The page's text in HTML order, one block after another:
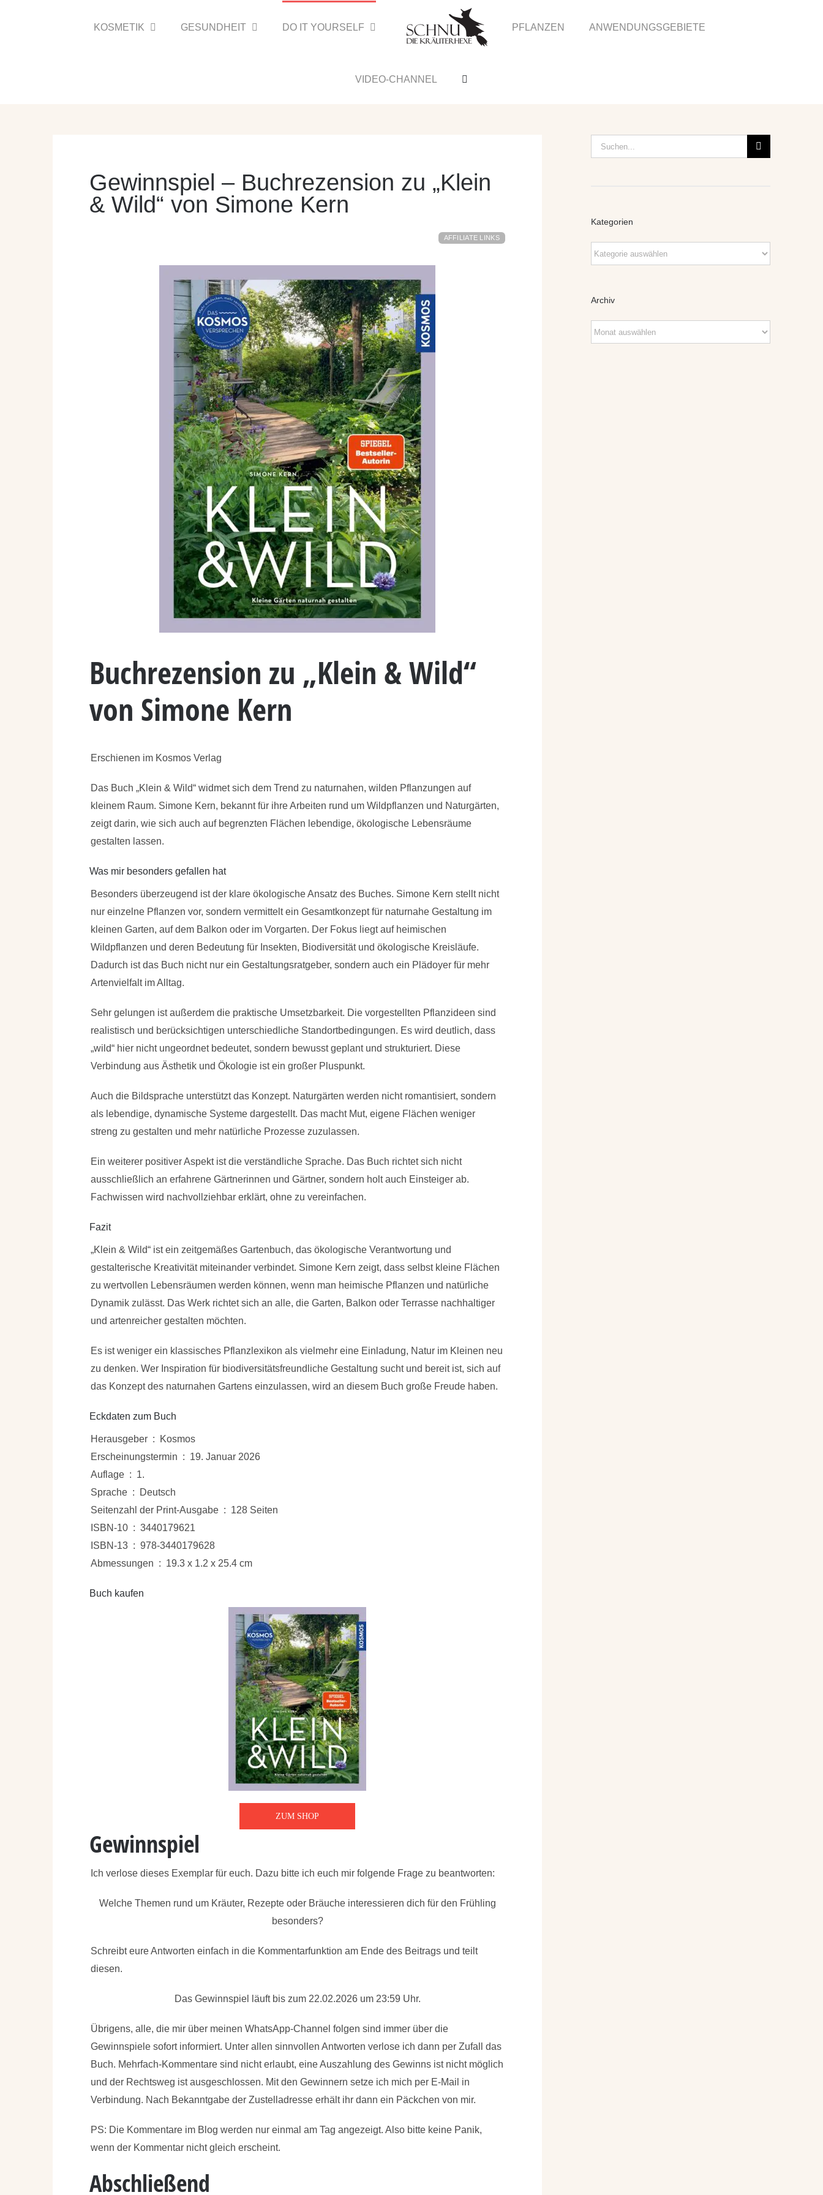
KOSMETIK GESUNDHEIT DO IT YOURSELF PFLANZEN ANWENDUNGSGEBIETE
VIDEO-CHANNEL
Gewinnspiel – Buchrezension zu „Klein
& Wild“ von Simone Kern
AFFILIATE LINKS
Buchrezension zu „Klein & Wild“
von Simone Kern
Erschienen im Kosmos Verlag
Das Buch „Klein & Wild“ widmet sich dem Trend zu naturnahen, wilden Pflanzungen auf
kleinem Raum. Simone Kern, bekannt für ihre Arbeiten rund um Wildpflanzen und Naturgärten,
zeigt darin, wie sich auch auf begrenzten Flächen lebendige, ökologische Lebensräume
gestalten lassen.
Was mir besonders gefallen hat
Besonders überzeugend ist der klare ökologische Ansatz des Buches. Simone Kern stellt nicht
nur einzelne Pflanzen vor, sondern vermittelt ein Gesamtkonzept für naturnahe Gestaltung im
kleinen Garten, auf dem Balkon oder im Vorgarten. Der Fokus liegt auf heimischen
Wildpflanzen und deren Bedeutung für Insekten, Biodiversität und ökologische Kreisläufe.
Dadurch ist das Buch nicht nur ein Gestaltungsratgeber, sondern auch ein Plädoyer für mehr
Artenvielfalt im Alltag.
Sehr gelungen ist außerdem die praktische Umsetzbarkeit. Die vorgestellten Pflanzideen sind
realistisch und berücksichtigen unterschiedliche Standortbedingungen. Es wird deutlich, dass
„wild“ hier nicht ungeordnet bedeutet, sondern bewusst geplant und strukturiert. Diese
Verbindung aus Ästhetik und Ökologie ist ein großer Pluspunkt.
Auch die Bildsprache unterstützt das Konzept. Naturgärten werden nicht romantisiert, sondern
als lebendige, dynamische Systeme dargestellt. Das macht Mut, eigene Flächen weniger
streng zu gestalten und mehr natürliche Prozesse zuzulassen.
Ein weiterer positiver Aspekt ist die verständliche Sprache. Das Buch richtet sich nicht
ausschließlich an erfahrene Gärtnerinnen und Gärtner, sondern holt auch Einsteiger ab.
Fachwissen wird nachvollziehbar erklärt, ohne zu vereinfachen.
Fazit
„Klein & Wild“ ist ein zeitgemäßes Gartenbuch, das ökologische Verantwortung und
gestalterische Kreativität miteinander verbindet. Simone Kern zeigt, dass selbst kleine Flächen
zu wertvollen Lebensräumen werden können, wenn man heimische Pflanzen und natürliche
Dynamik zulässt. Das Werk richtet sich an alle, die Garten, Balkon oder Terrasse nachhaltiger
und artenreicher gestalten möchten.
Es ist weniger ein klassisches Pflanzlexikon als vielmehr eine Einladung, Natur im Kleinen neu
zu denken. Wer Inspiration für biodiversitätsfreundliche Gestaltung sucht und bereit ist, sich auf
das Konzept des naturnahen Gartens einzulassen, wird an diesem Buch große Freude haben.
Eckdaten zum Buch
Herausgeber ‏ : ‎ Kosmos
Erscheinungstermin ‏ : ‎ 19. Januar 2026
Auflage ‏ : ‎ 1.
Sprache ‏ : ‎ Deutsch
Seitenzahl der Print-Ausgabe ‏ : ‎ 128 Seiten
ISBN-10 ‏ : ‎ 3440179621
ISBN-13 ‏ : ‎ 978-3440179628
Abmessungen ‏ : ‎ 19.3 x 1.2 x 25.4 cm
Buch kaufen
ZUM SHOP
Gewinnspiel
Ich verlose dieses Exemplar für euch. Dazu bitte ich euch mir folgende Frage zu beantworten:
Welche Themen rund um Kräuter, Rezepte oder Bräuche interessieren dich für den Frühling
besonders?
Schreibt eure Antworten einfach in die Kommentarfunktion am Ende des Beitrags und teilt
diesen.
Das Gewinnspiel läuft bis zum 22.02.2026 um 23:59 Uhr.
Übrigens, alle, die mir über meinen WhatsApp-Channel folgen sind immer über die
Gewinnspiele sofort informiert. Unter allen sinnvollen Antworten verlose ich dann per Zufall das
Buch. Mehrfach-Kommentare sind nicht erlaubt, eine Auszahlung des Gewinns ist nicht möglich
und der Rechtsweg ist ausgeschlossen. Mit den Gewinnern setze ich mich per E-Mail in
Verbindung. Nach Bekanntgabe der Zustelladresse erhält ihr dann ein Päckchen von mir.
PS: Die Kommentare im Blog werden nur einmal am Tag angezeigt. Also bitte keine Panik,
wenn der Kommentar nicht gleich erscheint.
Abschließend
Suche
nach:
Kategorien
Kategorien
Archiv
Archiv